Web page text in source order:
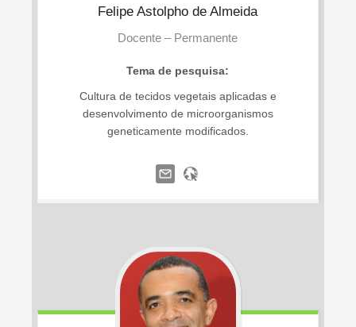
Felipe Astolpho de Almeida
Docente – Permanente
Tema de pesquisa:
Cultura de tecidos vegetais aplicadas e
desenvolvimento de microorganismos
geneticamente modificados.